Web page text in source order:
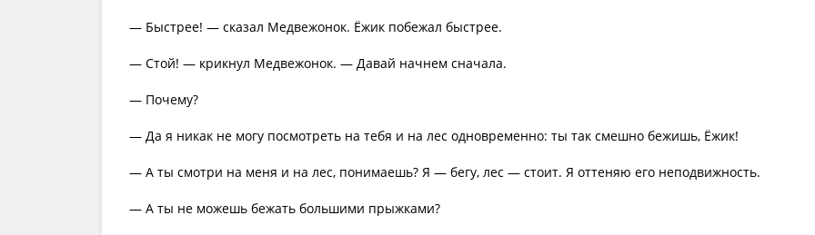
— Быстрее! — сказал Медвежонок. Ёжик побежал быстрее.
— Стой! — крикнул Медвежонок. — Давай начнем сначала.
— Почему?
— Да я никак не могу посмотреть на тебя и на лес одновременно: ты так смешно бежишь, Ёжик!
— А ты смотри на меня и на лес, понимаешь? Я — бегу, лес — стоит. Я оттеняю его неподвижность.
— А ты не можешь бежать большими прыжками?